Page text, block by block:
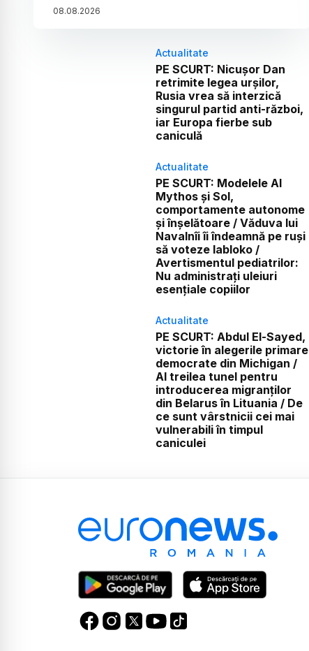
08.08.2026
Actualitate
PE SCURT: Nicușor Dan
retrimite legea urșilor,
Rusia vrea să interzică
singurul partid anti-război,
iar Europa fierbe sub
caniculă
Actualitate
PE SCURT: Modelele AI
Mythos și Sol,
comportamente autonome
și înșelătoare / Văduva lui
Navalnîi îi îndeamnă pe ruși
să voteze Iabloko /
Avertismentul pediatrilor:
Nu administrați uleiuri
esențiale copiilor
Actualitate
PE SCURT: Abdul El-Sayed,
victorie în alegerile primare
democrate din Michigan /
Al treilea tunel pentru
introducerea migranților
din Belarus în Lituania / De
ce sunt vârstnicii cei mai
vulnerabili în timpul
caniculei